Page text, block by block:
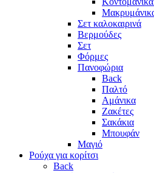
Σετ καλοκαιρινά
Βερμούδες
Σετ
Φόρμες
Πανοφώρια
Back
Παλτό
Αμάνικα
Ζακέτες
Σακάκια
Μπουφάν
Μαγιό
Ρούχα για κορίτσι
Back